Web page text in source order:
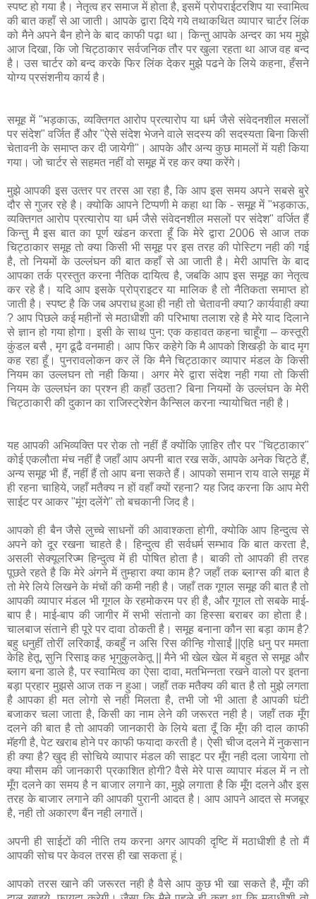
स्‍पष्‍ट हो गया है। नेतृत्‍व हर समाज में होता है, इसमें प्रोपराईटरशिप या स्‍वामित्‍व
की बात कहॉं से आ जाती। आपके द्वारा दिये गये तथाकथित व्‍यापार चार्टर लिंक
को मैने अपने बैन होने के बाद काफी पढ़ा था। किन्‍तु आपके अन्‍दर का भय मुझे
आज दिखा, कि जो चिट्ठाकार सर्वजनिक तौर पर खुला रहता था आज वह बन्‍द
है। उस चार्टर को बन्द करके फिर लिंक देकर मुझे पढने के लिये कहना, हँसने
योग्य प्रसंशनीय कार्य है।
समूह में "भड़काऊ, व्यक्तिगत आरोप प्रत्यारोप या धर्म जैसे संवेदनशील मसलों
पर संदेश" वर्जित हैं और "ऐसे संदेश भेजने वाले सदस्य की सदस्यता बिना किसी
चेतावनी के समाप्त कर दी जायेगी"। आपके और अन्य कुछ मामलों में यही किया
गया। जो चार्टर से सहमत नहीं वो समूह में रह कर क्या करेंगे।
मुझे आपकी इस उत्‍तर पर तरस आ रहा है, कि आप इस समय अपने सबसे बुरे
दौर से गुजर रहे है। क्‍योकि आपने टिप्‍पणी मे कहा था कि - समूह में "भड़काऊ,
व्यक्तिगत आरोप प्रत्यारोप या धर्म जैसे संवेदनशील मसलों पर संदेश" वर्जित हैं
किन्‍तु मै इस बात का पूर्ण खंडन करता हूँ कि मेरे द्वारा 2006 से आज तक
चिट्ठाकार समूह तो क्‍या किसी भी समू‍ह पर इस तरह की पो‍स्टिग नही की गई
है, तो नियमों के उल्‍लंघन की बात कहाँ से आ जाती है। मेरी आपत्ति के बाद
आपका तर्क प्रस्‍तुत करना नैतिक दायित्‍व है, जबकि आप इस समूह का नेतृत्‍व
कर रहे है। यदि आप इसके प्रोप्राइटर या मालिक है तो नैतिकता समाप्‍त हो
जाती है। स्‍पष्‍ट है कि जब अपराध हुआ ही नही तो चेतावनी क्‍या? कार्यवाही क्‍या
? आप पिछले कई महीनों से मठाधीशी की परिभाषा तलाश रहे है मेरे याद दिलाने
से ज्ञान हो गया होगा। इसी के साथ पुन: एक कहावत कहना चाहूँगा – कस्तूरी
कुंडल बसै , मृग ढूढै वनमाही। आप फिर कहेगे कि मै आपको शिखड़ी के बाद मृग
कह रहा हूँ। पुनरावलोकन कर लें कि मैने चिट्ठाकार व्‍यापार मंडल के किसी
नियम का उल्लघन तो नही किया। अगर मेरे द्वारा संदेश नही गया तो किसी
नियम के उल्‍लघंन का प्रश्‍न ही कहाँ उठता? बिना नियमों के उल्‍लंघन के मेरी
चिट्ठाकारी की दुकान का राजिस्‍ट्रेशेन कैन्सिल करना न्‍यायोचित नही है।
यह आपकी अभिव्यक्ति पर रोक तो नहीं हैं क्योंकि ज़ाहिर तौर पर "चिट्ठाकार"
कोई एकलौता मंच नहीं है जहाँ आप अपनी बात रख सकें, आपके अनेक चिट्ठे हैं,
अन्य समूह भी हैं, नहीं हैं तो आप बना सकते हैं। आपको समान राय वाले समूह में
ही रहना चाहिये, जहाँ मतैक्य न हों वहाँ क्यों रहना? यह जिद करना कि आप मेरी
साईट पर आकर "मूंग दलेंगे" तो बचकानी जिद है।
आपको ही बैन जैसे लुच्‍चे साधनों की आवाश्‍कता होगी, क्‍योकि आप हिन्‍दुत्‍व से
अपने को दूर रखना चाहते है। हिन्दुत्‍व ही सर्वधर्म सम्‍भाव कि बात करता है,
असली सेक्यूलरिज्‍म हिन्‍दुत्‍व में ही पोषित होता है। बाकी तो आपकी ही तरह
पूछते रहते है कि मेरे अंगने में तुम्‍हारा क्‍या काम है? जहॉं तक ब्‍लाग्स की बात है
तो मेरे लिये लिखने के मंचों की कमी नही है। जहाँ तक गूगल समूह की बात है तो
आपकी व्‍यापार मंडल भी गूगल के रहमोकरम पर ही है, और गूगल तो सबके माई-
बाप है। माई-बाप की जागीर में सभी संतानो का हिस्‍सा बराबर का होता है।
चालबाज संताने ही पूरे पर दावा ठोकती है। समूह बनाना कौन सा बड़ा काम है?
बहु धनुहीं तोरीं लरिकाईं, कबहुँ न असि रिस कीन्हि गोसाईं ||एहि धनु पर ममता
केहि हेतू, सुनि रिसाइ कह भृगुकुलकेतू || मैने भी खेल खेल में बहुत से समूह और
ब्‍लाग बना डाले है, पर स्‍वामित्‍व का ऐसा दावा, मतभिन्‍नता रखने वालो पर इतना
बड़ा प्रहार मुझसे आज तक न हुआ। जहॉं तक मतैक्‍य की बात है तो मुझे लगता
है आपका ही मत लोगो से नही मिलता है, तभी जो भी आता है आपकी घंटी
बजाकर चला जाता है, किसी का नाम लेने की जरूरत नही है। जहॉं तक मूँग
दलने की बात है तो आपकी जानकारी के लिये बता दूँ कि मूँग की दाल काफी
मॅहगी है, पेट खराब होने पर काफी फयादा करती है। ऐसी चीज दलने में नुकसान
ही क्‍या है? खुद ही सोचिये व्‍यापार मंडल की साइट पर मूँग नही दला जायेगा तो
क्‍या मौसम की जानकारी प्रकाशित होगी? वैसे मेरे पास व्‍यापार मंडल में न तो
मूँग दलने का समय है न बाजार लगाने का, मुझे लगाता है कि मूँग दलने और इस
तरह के बाजार लगाने की आपकी पुरानी आदत है। आप आपने आदत से मजबूर
है, नही तो अकारण बैंन नही लगातें।
अपनी ही साईटों की नीति तय करना अगर आपकी दृष्टि में मठाधीशी है तो मैं
आपकी सोच पर केवल तरस ही खा सकता हूं।
आपको तरस खाने की जरूरत नही है वैसे आप कुछ भी खा सकते है, मूँग की